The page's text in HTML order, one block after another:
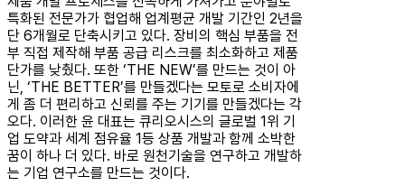
특화된 전문가가 협업해 업계평균 개발 기간인 2년을
단 6개월로 단축시키고 있다. 장비의 핵심 부품을 전
부 직접 제작해 부품 공급 리스크를 최소화하고 제품
단가를 낮췄다. 또한 ‘THE NEW’를 만드는 것이 아
닌, ‘THE BETTER’를 만들겠다는 모토로 소비자에
게 좀 더 편리하고 신뢰를 주는 기기를 만들겠다는 각
오다. 이러한 윤 대표는 큐리오시스의 글로벌 1위 기
업 도약과 세계 점유율 1등 상품 개발과 함께 소박한
꿈이 하나 더 있다. 바로 원천기술을 연구하고 개발하
는 기업 연구소를 만드는 것이다.